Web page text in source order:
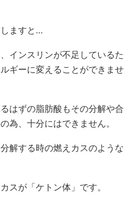
ますと…
インスリンが不足しているた
ギーに変えることができませ
はずの脂肪酸もその分解や合
為、十分にはできません。
解する時の燃えカスのような
スが「ケトン体」です。